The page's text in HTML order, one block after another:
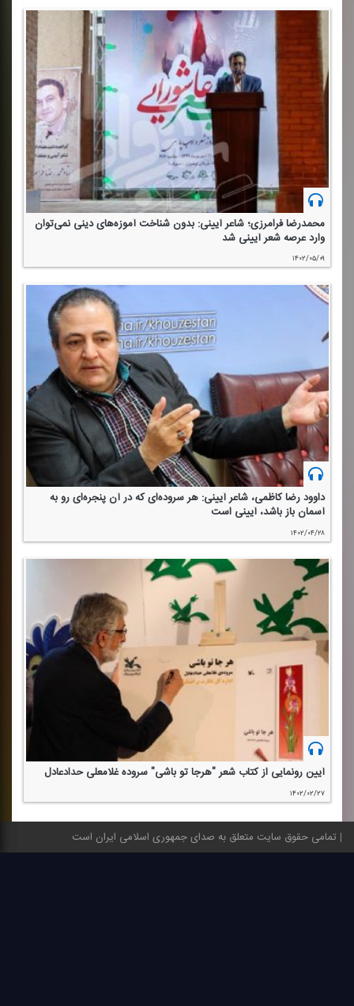
محمدرضا فرامرزی؛ شاعر آیینی: بدون شناخت آموزه‌های دینی نمی‌توان
وارد عرصه شعر آیینی شد
۱۴۰۲/۰۵/۰۹
داوود رضا كاظمی، شاعر آیینی: هر سروده‌ای كه در آن پنجره‌ای رو به
آسمان باز باشد، آیینی است
۱۴۰۲/۰۴/۲۸
آیین رونمایی از كتاب شعر "هرجا تو باشی" سروده غلامعلی حدادعادل
۱۴۰۲/۰۲/۲۷
تمامی حقوق سایت متعلق به صدای جمهوری اسلامی ایران است